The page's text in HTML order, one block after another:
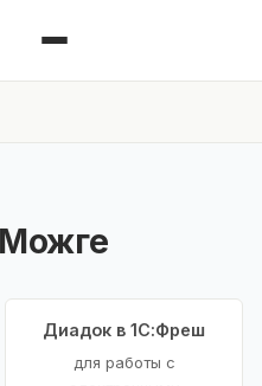
Диадок в 1С:Фреш
для работы с